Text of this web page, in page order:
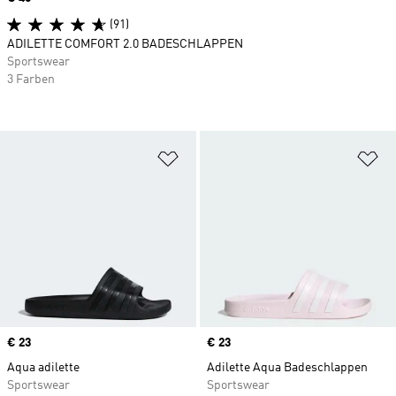
Price
€ 23
Aqua adilette
Sportswear
Price
€ 23
Adilette Aqua Badeschlappen
Sportswear
(91)
ADILETTE COMFORT 2.0 BADESCHLAPPEN
Sportswear
3 Farben